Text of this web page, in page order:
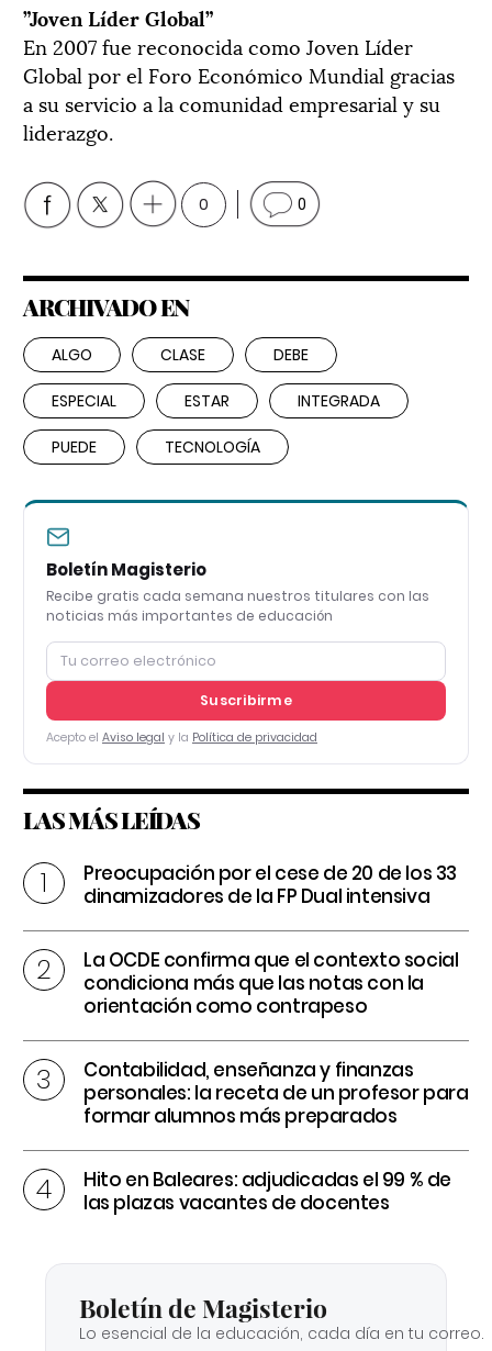
”Joven Líder Global”
En 2007 fue reconocida como Joven Líder
Global por el Foro Económico Mundial gracias
a su servicio a la comunidad empresarial y su
liderazgo.
0 0
ARCHIVADO EN
ALGO CLASE DEBE
ESPECIAL ESTAR INTEGRADA
PUEDE TECNOLOGÍA
Boletín Magisterio
Recibe gratis cada semana nuestros titulares con las
noticias más importantes de educación
Suscribirme
Acepto el Aviso legal y la Política de privacidad
LAS MÁS LEÍDAS
Preocupación por el cese de 20 de los 33
dinamizadores de la FP Dual intensiva
La OCDE confirma que el contexto social
condiciona más que las notas con la
orientación como contrapeso
Contabilidad, enseñanza y finanzas
personales: la receta de un profesor para
formar alumnos más preparados
Hito en Baleares: adjudicadas el 99 % de
las plazas vacantes de docentes
Boletín de Magisterio
Lo esencial de la educación, cada día en tu correo.